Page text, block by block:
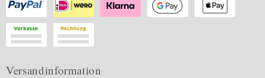
Versandinformation